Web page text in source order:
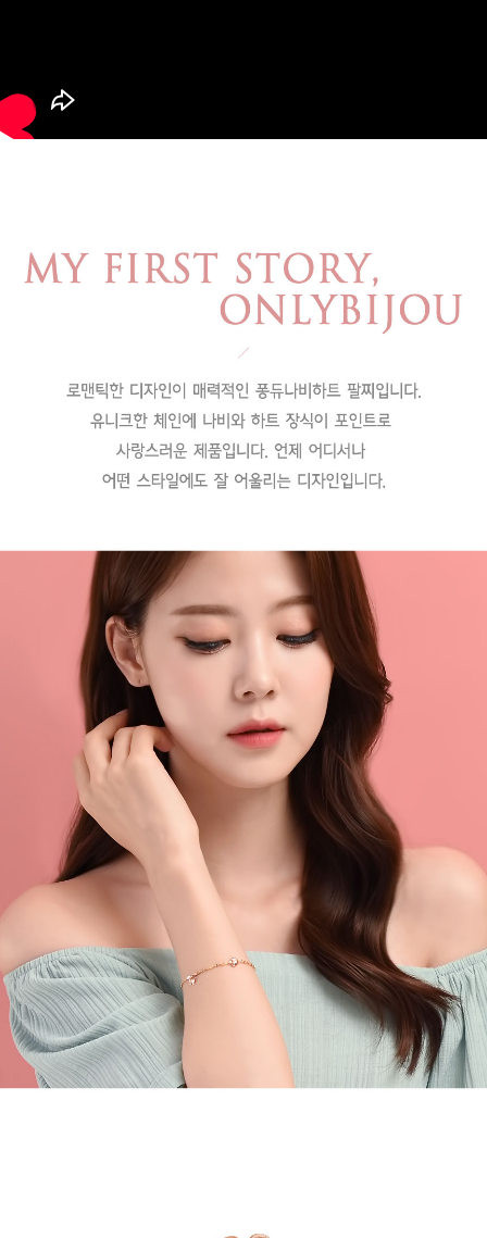
페이코 라이
구매